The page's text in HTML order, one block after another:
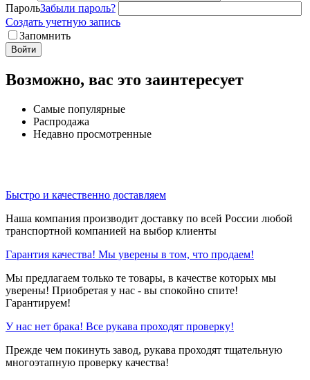
ПарольЗабыли пароль?
Создать учетную запись
Запомнить
Войти
Возможно, вас это заинтересует
Самые популярные
Распродажа
Недавно просмотренные
Быстро и качественно доставляем
Наша компания производит доставку по всей России любой
транспортной компанией на выбор клиенты
Гарантия качества! Мы уверены в том, что продаем!
Мы предлагаем только те товары, в качестве которых мы
уверены! Приобретая у нас - вы спокойно спите!
Гарантируем!
У нас нет брака! Все рукава проходят проверку!
Прежде чем покинуть завод, рукава проходят тщательную
многоэтапную проверку качества!